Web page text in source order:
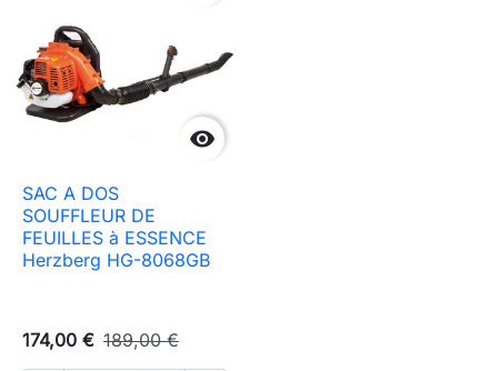

SAC A DOS
SOUFFLEUR DE
FEUILLES à ESSENCE
Herzberg HG-8068GB
174,00 € 189,00 €